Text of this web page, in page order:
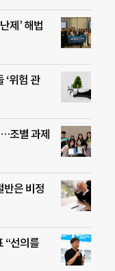
제’ 해법
‘위험 관
조별 과제
은 비정
“선의를